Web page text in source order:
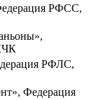
РФСС,
РФЛС,
Федерация